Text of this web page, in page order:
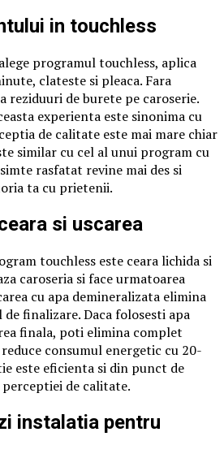
in touchless
programul touchless, aplica
clateste si pleaca. Fara
de burete pe caroserie.
experienta este sinonima cu
de calitate este mai mare chiar
similar cu cel al unui program cu
rasfatat revine mai des si
ta cu prietenii.
si uscarea
touchless este ceara lichida si
caroseria si face urmatoarea
cu apa demineralizata elimina
finalizare. Daca folosesti apa
finala, poti elimina complet
reduce consumul energetic cu 20-
este eficienta si din punct de
de calitate.
instalatia pentru